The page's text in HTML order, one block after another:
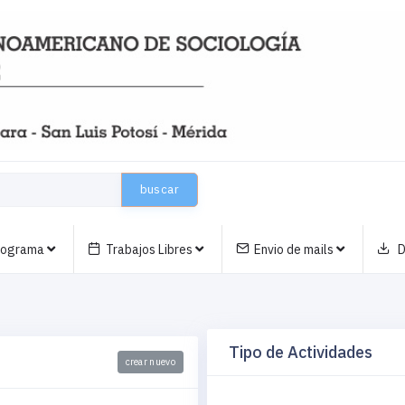
buscar
Trabajos Libres Envio de mails
crear nuevo Tipo de Actividades